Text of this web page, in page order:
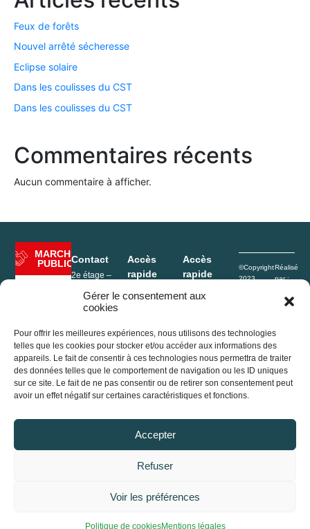
Gérer le consentement aux
cookies
Pour offrir les meilleures expériences, nous utilisons des technologies
telles que les cookies pour stocker et/ou accéder aux informations des
appareils. Le fait de consentir à ces technologies nous permettra de traiter
des données telles que le comportement de navigation ou les ID uniques
sur ce site. Le fait de ne pas consentir ou de retirer son consentement peut
avoir un effet négatif sur certaines caractéristiques et fonctions.
Accepter
Refuser
Voir les préférences
Politique de cookiesMentions légales
Feux de forêts
Nouvel arrêté sécheresse
Eclipse solaire
Dans les coulisses du CST
Dans les coulisses du CST
Commentaires récents
Aucun commentaire à afficher.
MARCHÉ
PUBLIC
2e étage –
Hôtel de Ville
l’Hôtel de ville
Contact
2e étage –
1, Place de
l’Hôtel de ville
Jujurieux
France
13 32
accueil@ain-
Accès
rapide
Enfance
Déchèterie
Conseil
communautaire
Accès
rapide
Mentions
confidentialité
Plan du site
Agenda
Actualités
©Copyright
2023
Réalisé
par :
Accessibilité